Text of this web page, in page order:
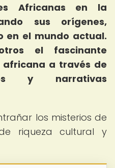
Africanas en la
sus orígenes,
en el mundo actual.
el fascinante
a través de
y narrativas
los misterios de
riqueza cultural y